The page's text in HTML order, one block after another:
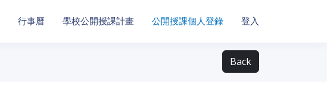
行事曆 學校公開授課計畫 公開授課個人登錄 登入
Back